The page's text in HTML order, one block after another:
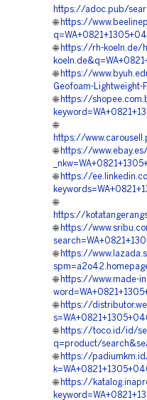
https://adoc.pub/
🌐 https://
🌐 https://rh-koeln.de/
🌐 https://
Geofoam-Lightweight-
🌐 https://
🌐
https://
🌐 https://
🌐 https://
🌐
https://
🌐 https://
🌐 https://
🌐 https://www.made-
🌐 https://
🌐 https://toco.id/id/
q=product/
🌐 https://
🌐 https://